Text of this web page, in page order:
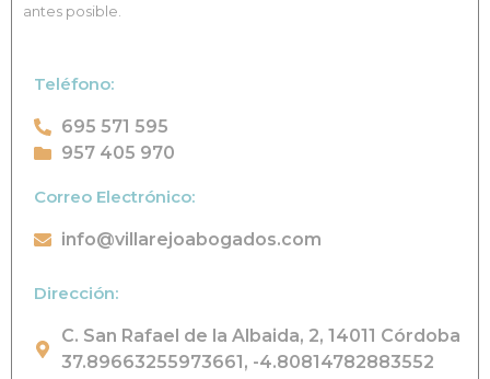
antes posible.
Teléfono:
695 571 595
957 405 970
Correo Electrónico:
info@villarejoabogados.com
Dirección:
C. San Rafael de la Albaida, 2, 14011 Córdoba
37.89663255973661, -4.80814782883552